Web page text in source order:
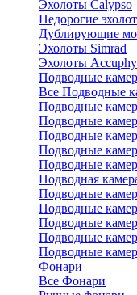
Эхолоты Calypso
Недорогие
Дублирующие
Эхолоты Simrad
Эхолоты Accuphy
Подводные
Все Подводные
Подводные
Подводные
Подводные
Подводные
Подводные
Подводная
Подводные
Подводные
Подводные
Подводные
Подводные
Фонари
Все Фонари